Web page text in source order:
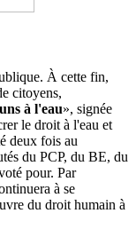
À cette fin,
citoyens,
à l'eau», signée
le droit à l'eau et
deux fois au
du PCP, du BE, du
pour. Par
à se
du droit humain à